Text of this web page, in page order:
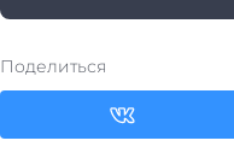
Поделиться